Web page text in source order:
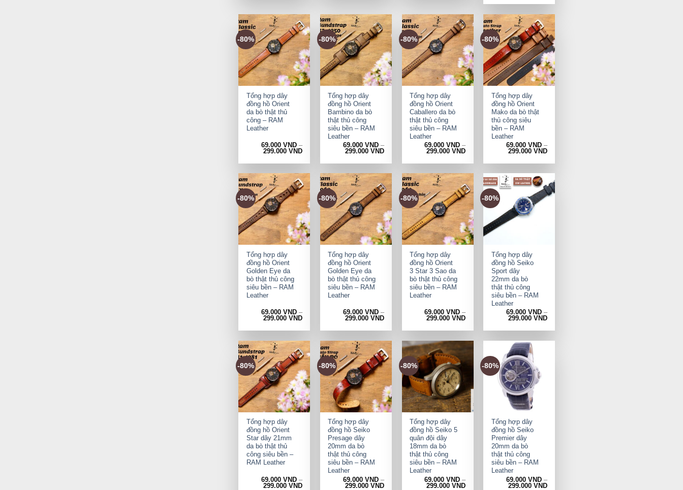
was:
is:
-80%
Tổng hợp dây
đồng hồ Orient
da bò thật thủ
công – RAM
Leather
69.000 VND–
299.000 VND
-80%
+
Tổng hợp dây
đồng hồ Orient
Bambino da bò
thật thủ công
siêu bền – RAM
Leather
69.000 VND–
299.000 VND
-80%
+
Tổng hợp dây
đồng hồ Orient
Caballero da bò
thật thủ công
siêu bền – RAM
Leather
69.000VND –
299.000VND
-80%
+
Tổng hợp dây
đồng hồ Orient
Mako da bò thật
thủ công siêu
bền – RAM
Leather
69.000 VND–
299.000 VND
-80%
Tổng hợp dây
đồng hồ Orient
Golden Eye da
bò thật thủ công
siêu bền – RAM
Leather
69.000 VND–
299.000 VND
-80%
+
Tổng hợp dây
đồng hồ Orient
Golden Eye da
bò thật thủ công
siêu bền – RAM
Leather
69.000 VND–
299.000 VND
-80%
+
Tổng hợp dây
đồng hồ Orient
3 Star 3 Sao da
bò thật thủ công
siêu bền – RAM
Leather
69.000VND –
299.000VND
-80%
Tổng hợp dây
đồng hồ Seiko
Sport dây
22mm da bò
thật thủ công
siêu bền – RAM
Leather
69.000 VND–
299.000 VND
-80%
+
Tổng hợp dây
đồng hồ Orient
Star dây 21mm
da bò thật thủ
công siêu bền –
RAM Leather
69.000 VND–
299.000 VND
-80%
+
Tổng hợp dây
đồng hồ Seiko
Presage dây
20mm da bò
thật thủ công
siêu bền – RAM
Leather
69.000 VND–
299.000 VND
-80%
+
Tổng hợp dây
đồng hồ Seiko 5
quân đội dây
18mm da bò
thật thủ công
siêu bền – RAM
Leather
69.000VND –
299.000VND
-80%
Tổng hợp dây
đồng hồ Seiko
Premier dây
20mm da bò
thật thủ công
siêu bền – RAM
Leather
69.000 VND–
299.000 VND